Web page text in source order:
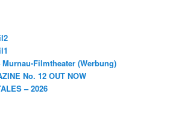
Murnau-Filmtheater (Werbung)
No. 12 OUT NOW
– 2026